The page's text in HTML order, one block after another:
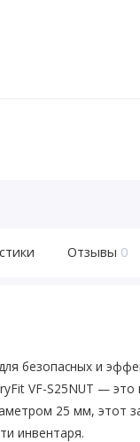
Отзывы 0
безопасных и
VF-S25NUT —
25 мм, этот
инвентаря.